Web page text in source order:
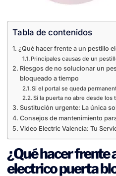
Tabla de contenidos
¿Qué hacer frente a un pestillo
Principales causas de un
Riesgos de no solucionar un
bloqueado a tiempo
Si el portal se queda
Si la puerta no abre desde los
Sustitución urgente: La única
Consejos de mantenimiento
Video Electric Valencia: Tu
¿Qué hacer frente
electrico puerta